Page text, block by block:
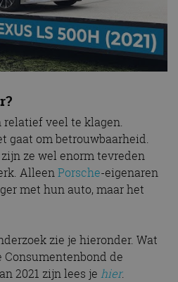
relatief veel te klagen.
gaat om betrouwbaarheid.
ze wel enorm tevreden
AlleenPorsche-eigenaren
met hun auto, maar het
zie je hieronder. Wat
de
2021 zijn lees je hier.